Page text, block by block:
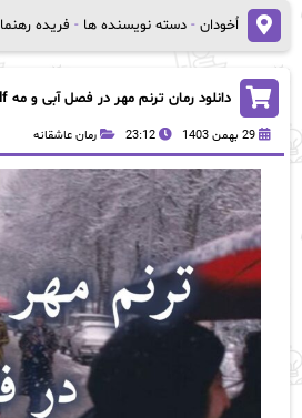
اُخودان- دسته نویسنده ها - فریده رهنما
29 بهمن 1403 23:12 رمان عاشقانه